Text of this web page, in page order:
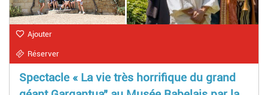
Ajouter
Réserver
Spectacle « La vie très horrifique du grand